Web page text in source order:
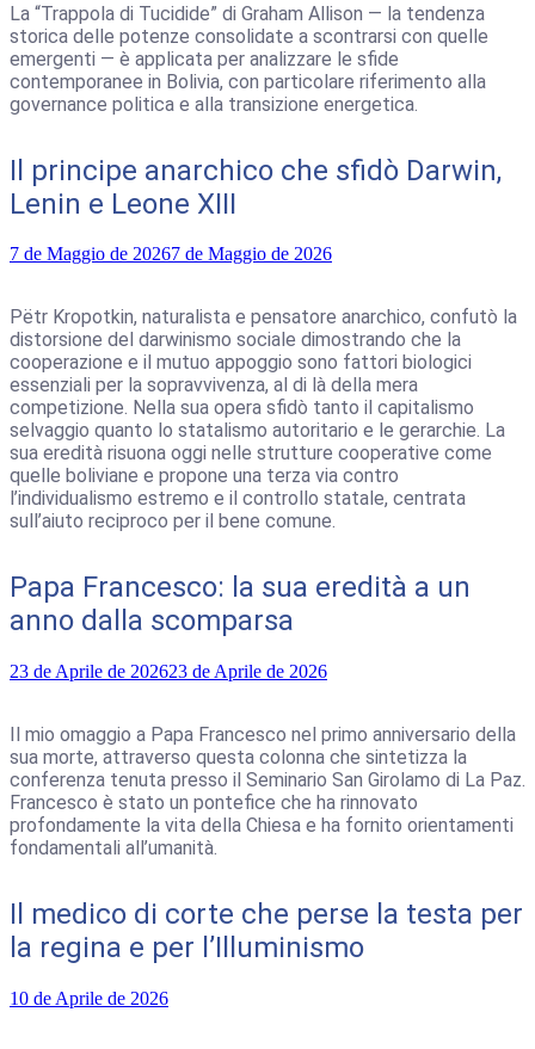
La “Trappola di Tucidide” di Graham Allison — la tendenza
storica delle potenze consolidate a scontrarsi con quelle
emergenti — è applicata per analizzare le sfide
contemporanee in Bolivia, con particolare riferimento alla
governance politica e alla transizione energetica.
Il principe anarchico che sfidò Darwin,
Lenin e Leone XIII
7 de Maggio de 20267 de Maggio de 2026
Pëtr Kropotkin, naturalista e pensatore anarchico, confutò la
distorsione del darwinismo sociale dimostrando che la
cooperazione e il mutuo appoggio sono fattori biologici
essenziali per la sopravvivenza, al di là della mera
competizione. Nella sua opera sfidò tanto il capitalismo
selvaggio quanto lo statalismo autoritario e le gerarchie. La
sua eredità risuona oggi nelle strutture cooperative come
quelle boliviane e propone una terza via contro
l’individualismo estremo e il controllo statale, centrata
sull’aiuto reciproco per il bene comune.
Papa Francesco: la sua eredità a un
anno dalla scomparsa
23 de Aprile de 202623 de Aprile de 2026
Il mio omaggio a Papa Francesco nel primo anniversario della
sua morte, attraverso questa colonna che sintetizza la
conferenza tenuta presso il Seminario San Girolamo di La Paz.
Francesco è stato un pontefice che ha rinnovato
profondamente la vita della Chiesa e ha fornito orientamenti
fondamentali all’umanità.
Il medico di corte che perse la testa per
la regina e per l’Illuminismo
10 de Aprile de 2026